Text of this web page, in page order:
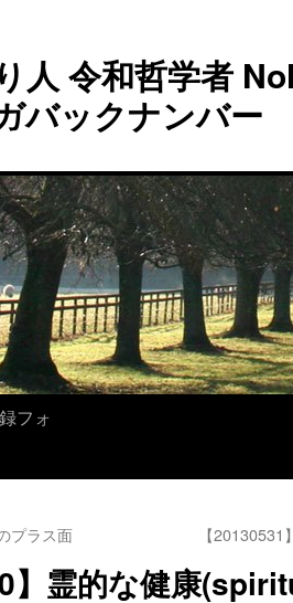
人 令和哲学者
バックナンバー
フォ
プラス面 【
】霊的な健康